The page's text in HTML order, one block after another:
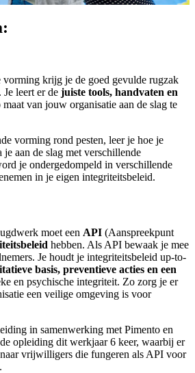
vorming krijg je de goed gevulde rugzak
leert er de juiste tools, handvaten en
van jouw organisatie aan de slag te
vorming rond pesten, leer je hoe je
aan de slag met verschillende
je ondergedompeld in verschillende
in je eigen integriteitsbeleid.
moet een API (Aanspreekpunt
hebben. Als API bewaak je mee
Je houdt je integriteitsbeleid up-to-
basis, preventieve acties en een
en psychische integriteit. Zo zorg je er
een veilige omgeving is voor
in samenwerking met Pimento en
opleiding dit werkjaar 6 keer, waarbij er
vrijwilligers die fungeren als API voor